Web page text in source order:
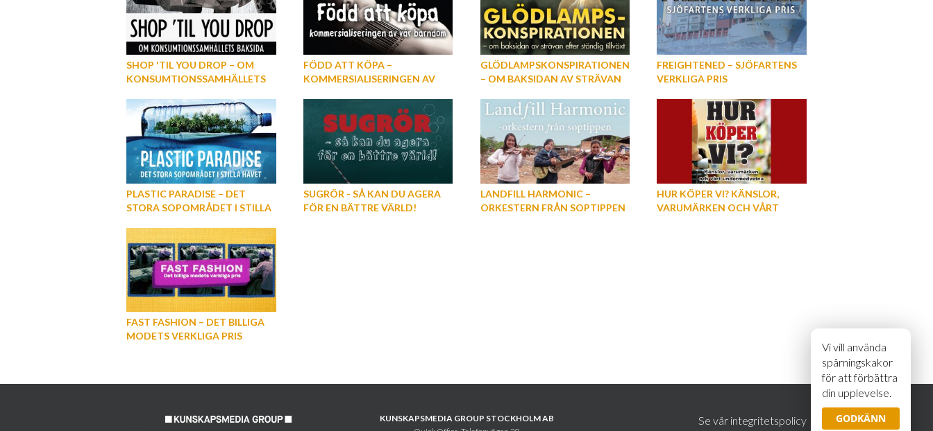
Vi vill använda
spårningskakor
för att förbättra
din upplevelse.
GODKÄNN
SHOP 'TIL YOU DROP – OM
KONSUMTIONSSAMHÄLLETS
FÖDD ATT KÖPA –
KOMMERSIALISERINGEN AV
GLÖDLAMPSKONSPIRATIONEN
– OM BAKSIDAN AV STRÄVAN
FREIGHTENED – SJÖFARTENS
VERKLIGA PRIS
PLASTIC PARADISE – DET
STORA SOPOMRÅDET I STILLA
SUGRÖR - SÅ KAN DU AGERA
FÖR EN BÄTTRE VÄRLD!
LANDFILL HARMONIC –
ORKESTERN FRÅN SOPTIPPEN
HUR KÖPER VI? KÄNSLOR,
VARUMÄRKEN OCH VÅRT
FAST FASHION – DET BILLIGA
MODETS VERKLIGA PRIS
KUNSKAPSMEDIA GROUP STOCKHOLM AB
Se vår integritetspolicy